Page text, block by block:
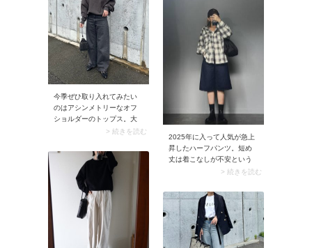
あえて垂らし、こなれた雰
囲気に見せるのが気分。
ッキリ見せられます。
今季ぜひ取り入れてみたい
のはアシンメトリーなオフ
ショルダーのトップス。大
人世代にはリブニットのよ
も、スウェットなどラフな
トップスの方が気軽に着こ
なせておすすめ。いつもの
ワイドパンツに合わせるだ
けで即こなれ見えが叶う一
着です。
> 続きを読む
2025年に入って人気が急上
昇したハーフパンツ。短め
丈は着こなしが不安という
大人も秋冬なら安心！ ブー
ハーフパンツコーデが楽し
めます。
> 続きを読む